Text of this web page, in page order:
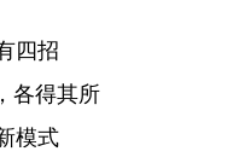
四招
各得其所
模式